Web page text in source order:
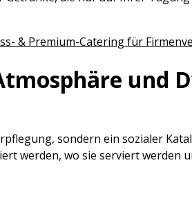
& Premium-Catering für
und
sondern ein sozialer
werden, wo sie serviert werden